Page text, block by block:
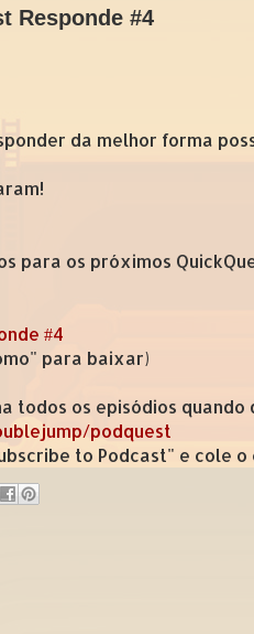
Responde #4
da melhor forma
para os próximos
#4
para baixar)
todos os episódios quando
podquest
to Podcast" e cole